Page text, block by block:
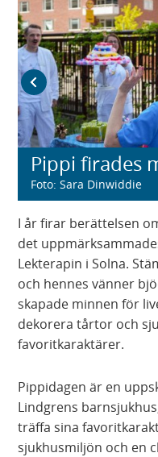
Pippi firades
Foto:Sara Dinwiddie
Föregående bild
I år firar berättelsen
det
Lekterapin i Solna.
och hennes vänner
skapade minnen för
dekorera tårtor och
favoritkaraktärer.
Pippidagen är en
Lindgrens
träffa sina
sjukhusmiljön och en